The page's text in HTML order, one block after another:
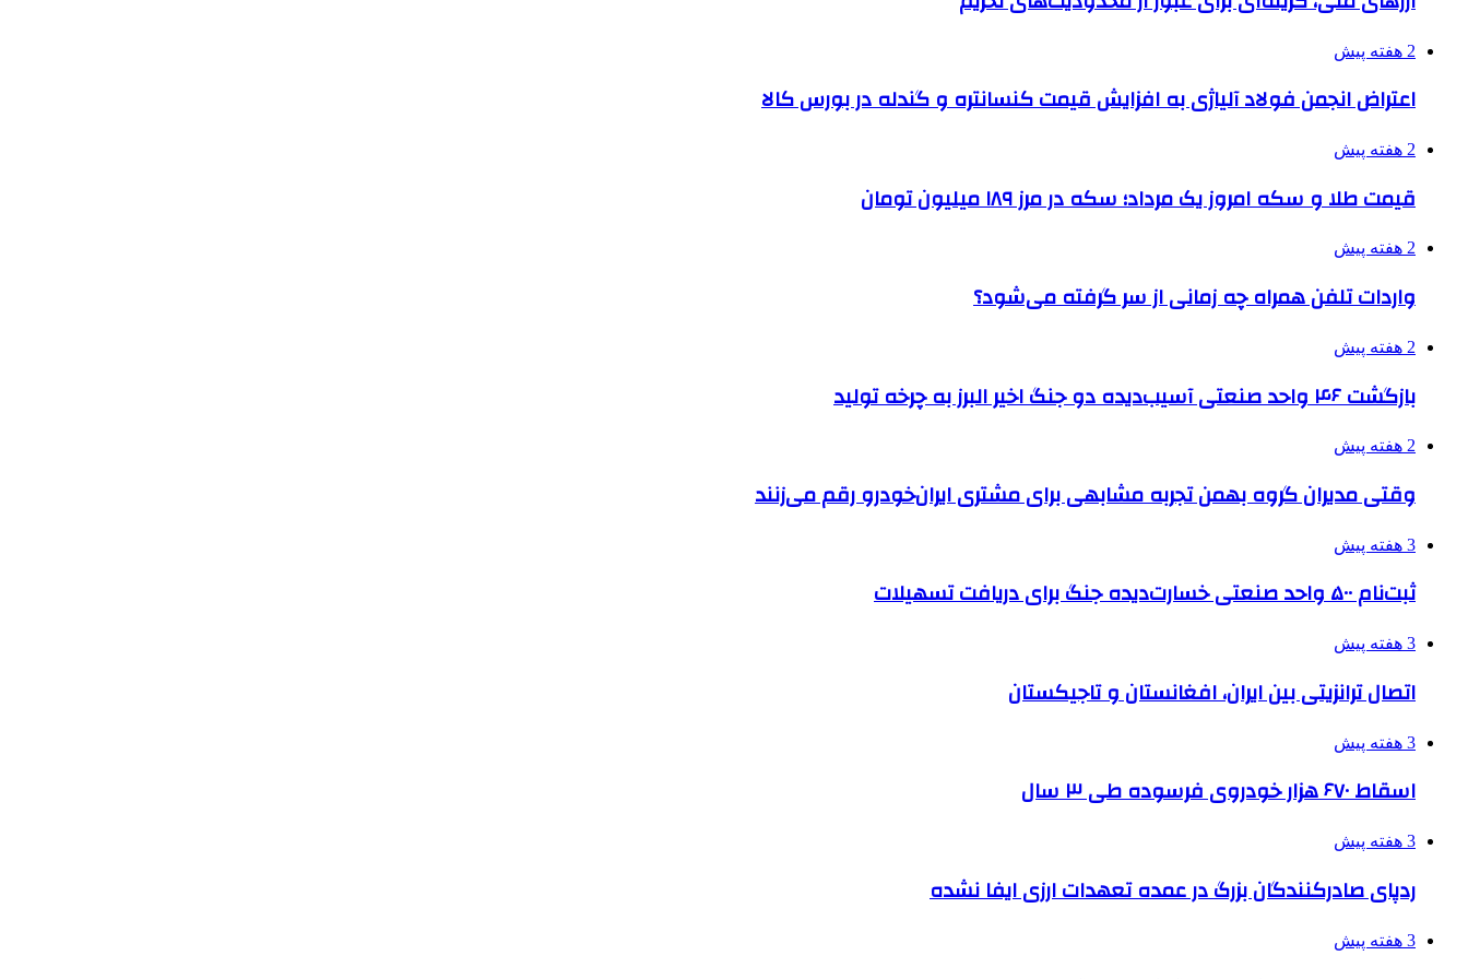
2 هفته پیش
اعتراض انجمن فولاد آلیاژی به افزایش قیمت کنسانتره و گندله در بورس کالا
2 هفته پیش
قیمت طلا و سکه امروز یک مرداد؛ سکه در مرز ۱۸۹ میلیون تومان
2 هفته پیش
واردات تلفن همراه چه زمانی از سر گرفته می‌شود؟
2 هفته پیش
بازگشت ۴۶ واحد صنعتی آسیب‌دیده دو جنگ اخیر البرز به چرخه تولید
2 هفته پیش
وقتی مدیران گروه بهمن تجربه مشابهی برای مشتری ایران‌خودرو رقم می‌زنند
3 هفته پیش
ثبت‌نام ۵۰۰ واحد صنعتی خسارت‌دیده جنگ برای دریافت تسهیلات
3 هفته پیش
اتصال ترانزیتی بین ایران، افغانستان و تاجیکستان
3 هفته پیش
اسقاط ۶۷۰ هزار خودروی فرسوده طی ۳ سال
3 هفته پیش
ردپای صادرکنندگان بزرگ در عمده تعهدات ارزی ایفا نشده
3 هفته پیش